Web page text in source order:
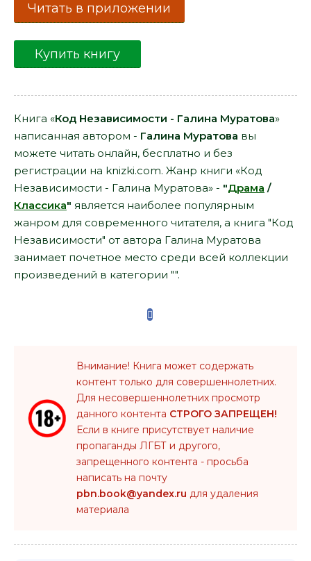
Читать в приложении
Купить книгу
Книга «Код Независимости - Галина Муратова»
написанная автором - Галина Муратова вы
можете читать онлайн, бесплатно и без
регистрации на knizki.com. Жанр книги «Код
Независимости - Галина Муратова» - "Драма /
Классика" является наиболее популярным
жанром для современного читателя, а книга "Код
Независимости" от автора Галина Муратова
занимает почетное место среди всей коллекции
произведений в категории "".
Внимание! Книга может содержать
контент только для совершеннолетних.
Для несовершеннолетних просмотр
данного контента СТРОГО ЗАПРЕЩЕН!
Если в книге присутствует наличие
пропаганды ЛГБТ и другого,
запрещенного контента - просьба
написать на почту
pbn.book@yandex.ru для удаления
материала